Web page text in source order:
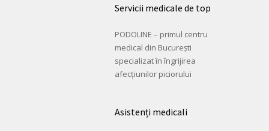
Servicii medicale de top
PODOLINE – primul centru
medical din București
specializat în îngrijirea
afecțiunilor piciorului
Asistenți medicali